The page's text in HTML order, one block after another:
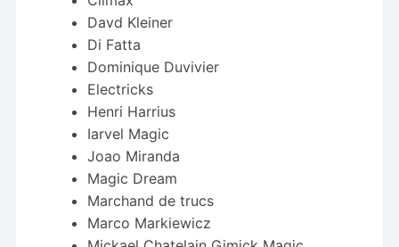
Davd Kleiner
Di Fatta
Dominique Duvivier
Electricks
Henri Harrius
Iarvel Magic
Joao Miranda
Magic Dream
Marchand de trucs
Marco Markiewicz